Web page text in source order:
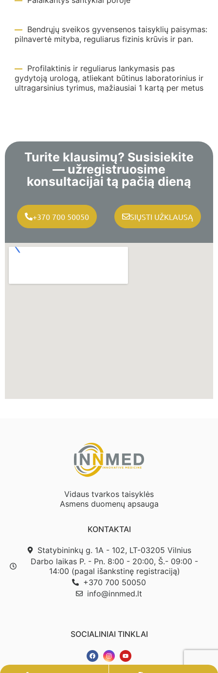
Bendrųjų sveikos gyvensenos taisyklių paisymas:
pilnavertė mityba, reguliarus fizinis krūvis ir pan.
Profilaktinis ir reguliarus lankymasis pas
gydytoją urologą, atliekant būtinus laboratorinius ir
ultragarsinius tyrimus, mažiausiai 1 kartą per metus
Turite klausimų? Susisiekite
— užregistruosime
konsultacijai tą pačią dieną
+370 700 50050 SIŲSTI UŽKLAUSĄ
Vidaus tvarkos taisyklės
Asmens duomenų apsauga
KONTAKTAI
Statybininkų g. 1A - 102, LT-03205 Vilnius
Darbo laikas P. - Pn. 8:00 - 20:00, Š.- 09:00 -
14:00 (pagal išankstinę registraciją)
+370 700 50050
info@innmed.lt
SOCIALINIAI TINKLAI
Moteris / Vyras:
Sutinku gauti naujienas ir pasiūlymus